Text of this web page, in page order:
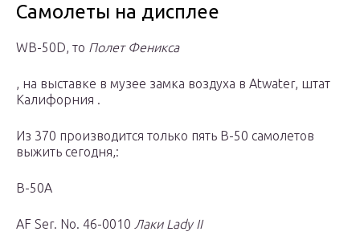
Самолеты на дисплее
WB-50D, то Полет Феникса
, на выставке в музее замка воздуха в Atwater, штат
Калифорния .
Из 370 производится только пять B-50 самолетов
выжить сегодня,:
В-50A
AF Ser. No. 46-0010 Лаки Lady II